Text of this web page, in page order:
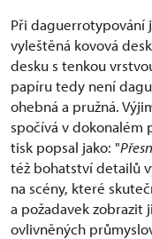
Při daguerrotypování
vyleštěná kovová
desku s tenkou
papíru tedy není
ohebná a pružná.
spočívá v dokonalém
tisk popsal jako: "
též bohatství detailů
na scény, které
a požadavek zobrazit
ovlivněných